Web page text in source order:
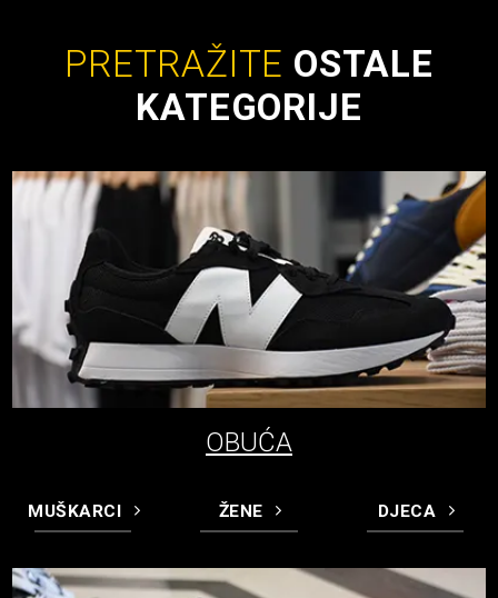
PRETRAŽITE OSTALE
KATEGORIJE
OBUĆA
MUŠKARCI ŽENE DJECA